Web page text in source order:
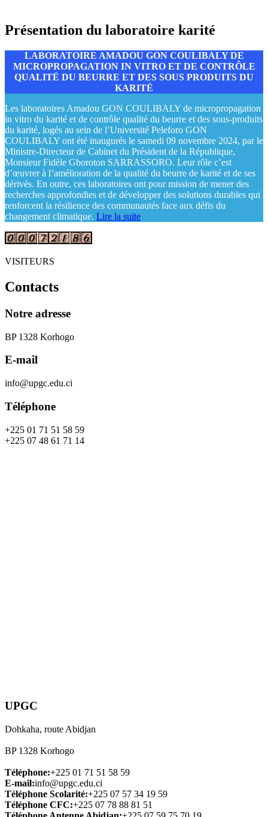
Présentation du laboratoire karité
LABORATOIRE AMADOU GON COULIBALY DE
MICROPROPAGATION IN VITRO ET DE CONTRÔLE
QUALITÉ DU BEURRE ET DES SOUS PRODUITS DU
KARITÉ
Les laboratoires Amadou GON COULIBALY de micropropagation
in vitro du karité et de contrôle qualité du beurre et des sous-produits
du karité, logés au sein de l’Université Peleforo GON
COULIBALY ont été inaugurés le samedi 09 novembre 2024, par le
Ministre-Directeur de Cabinet du Président de la République,
Monsieur Fidèle Gboroton SARRASSORO. Leur rôle c’est
d’œuvrer à l’amélioration de la qualité du beurre de karité et de ses
dérivés. En outre, ces laboratoires ont pour mission de mener des
recherches approfondies et de développer des solutions durables qui
renforcent la résilience des communautés face aux défis du
changement climatique. Lire la suite
VISITEURS
Contacts
Notre adresse
BP 1328 Korhogo
E-mail
info@upgc.edu.ci
Téléphone
+225 01 71 51 58 59
+225 07 48 61 71 14
UPGC
Dohkaha, route Abidjan
BP 1328 Korhogo
Téléphone:+225 01 71 51 58 59
E-mail:info@upgc.edu.ci
Téléphone Scolarité:+225 07 57 34 19 59
Téléphone CFC:+225 07 78 88 81 51